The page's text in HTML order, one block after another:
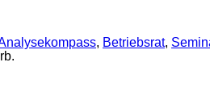
, Betriebsrat,